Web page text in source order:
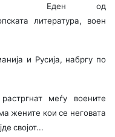
Еден од
литература, воен
и Русија, набргу по
меѓу воените
жените кои се неговата
својот...